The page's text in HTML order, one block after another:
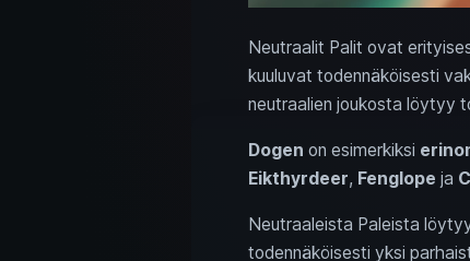
Neutraalit Palit ovat
kuuluvat todennäköisesti
neutraalien joukosta löytyy
Dogen on esimerkiksi
Eikthyrdeer, Fenglope ja
Neutraaleista Paleista
todennäköisesti yksi